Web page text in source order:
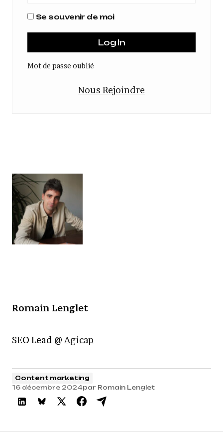
Se souvenir de moi
Mot de passe oublié
Nous Rejoindre
Romain Lenglet
SEO Lead @ Agicap
Content marketing
16 décembre 2024par Romain Lenglet